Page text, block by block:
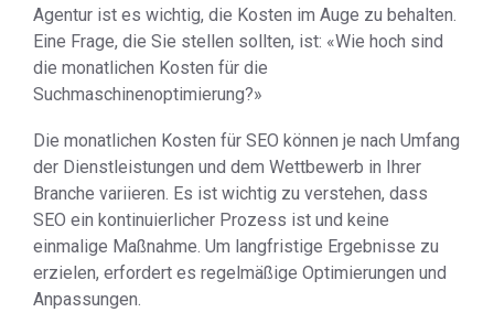
Agentur ist es wichtig, die Kosten im Auge zu behalten.
Eine Frage, die Sie stellen sollten, ist: «Wie hoch sind
die monatlichen Kosten für die
Suchmaschinenoptimierung?»
Die monatlichen Kosten für SEO können je nach Umfang
der Dienstleistungen und dem Wettbewerb in Ihrer
Branche variieren. Es ist wichtig zu verstehen, dass
SEO ein kontinuierlicher Prozess ist und keine
einmalige Maßnahme. Um langfristige Ergebnisse zu
erzielen, erfordert es regelmäßige Optimierungen und
Anpassungen.